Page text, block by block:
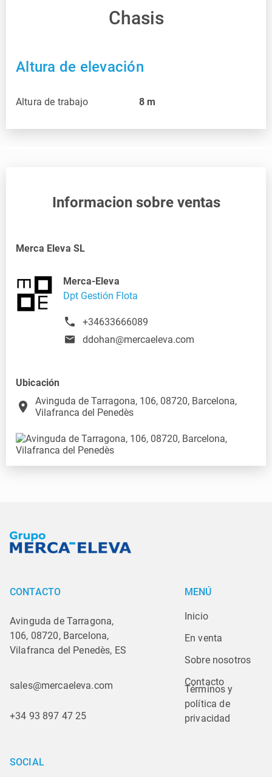
Chasis
Altura de elevación
Altura de trabajo 8 m
Informacion sobre ventas
Merca Eleva SL
Merca-Eleva
Dpt Gestión Flota
+34633666089
ddohan@mercaeleva.com
Ubicación
place
Avinguda de Tarragona, 106, 08720, Barcelona,
Vilafranca del Penedès
CONTACTO
Avinguda de Tarragona,
106, 08720, Barcelona,
Vilafranca del Penedès, ES
sales@mercaeleva.com
+34 93 897 47 25
MENÚ
Inicio
En venta
Sobre nosotros
Contacto
Términos y
política de
privacidad
SOCIAL